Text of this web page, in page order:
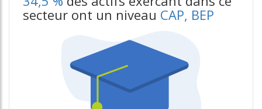
contenus données json n°2
secteur ont un niveau CAP, BEP